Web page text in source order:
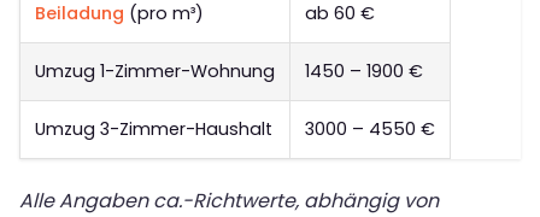
Beiladung (pro m³) ab 60 €
Umzug 1-Zimmer-Wohnung 1450 – 1900 €
Umzug 3-Zimmer-Haushalt 3000 – 4550 €
Alle Angaben ca.-Richtwerte, abhängig von